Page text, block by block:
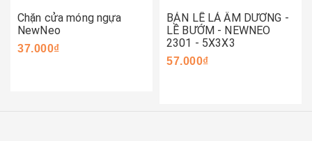
Chặn cửa móng ngựa
NewNeo
37.000₫
BẢN LỀ LÁ ÂM DƯƠNG -
LỀ BƯỚM - NEWNEO
2301 - 5X3X3
57.000₫